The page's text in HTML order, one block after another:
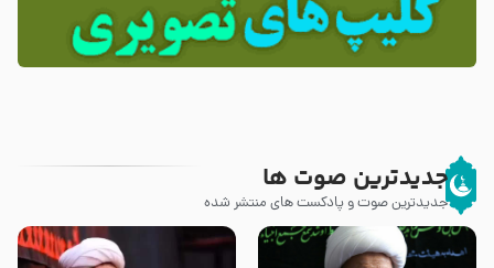
جدیدترین صوت ها
جدیدترین صوت و پادکست های منتشر شده